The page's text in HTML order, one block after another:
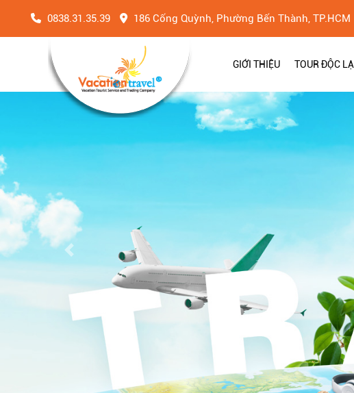
0838.31.35.39 186 Cống Quỳnh, Phường Bến Thành, TP.HCM
GIỚI THIỆU TOUR ĐỘC LẠ
Previous